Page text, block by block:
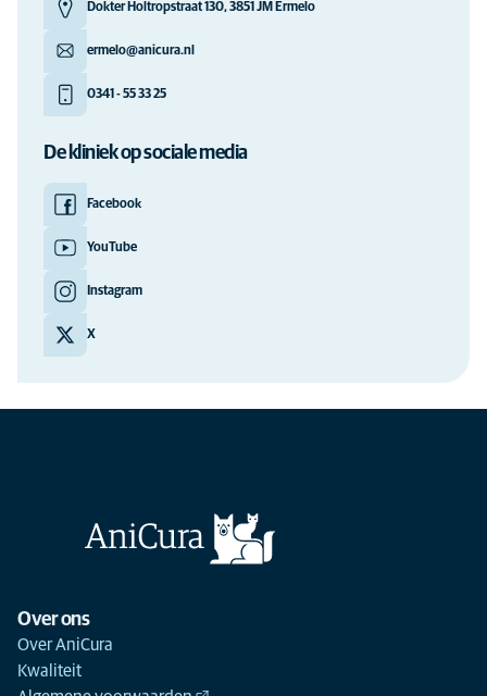
Dokter Holtropstraat 130, 3851 JM Ermelo
ermelo@anicura.nl
0341 - 55 33 25
De kliniek op sociale media
Facebook
YouTube
Instagram
X
Over ons
Over AniCura
Kwaliteit